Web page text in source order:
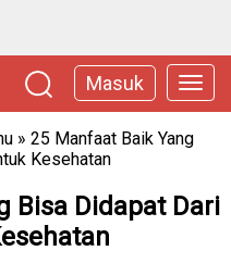
Masuk
» 25 Manfaat Baik Yang
Kesehatan
Bisa Didapat Dari